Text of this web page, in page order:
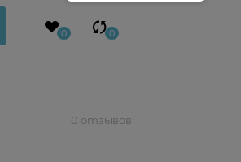
0 0
0 отзывов